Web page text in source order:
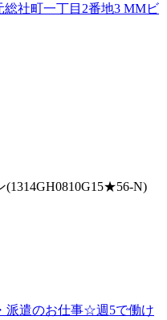
社町一丁目2番地3 MMビ
N)
派遣のお仕事☆週5で働け